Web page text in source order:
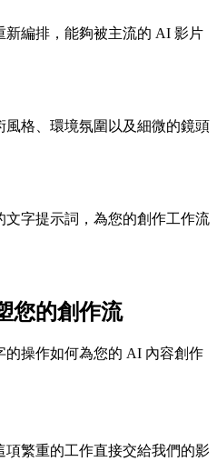
編排，能夠被主流的 AI 影片
風格、環境氛圍以及細微的鏡頭
文字提示詞，為您的創作工作流
您的創作流
操作如何為您的 AI 內容創作
繁重的工作直接交給我們的影